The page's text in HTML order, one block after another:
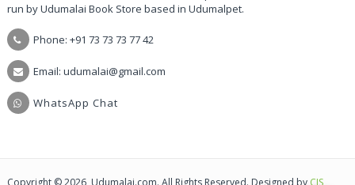
run by Udumalai Book Store based in Udumalpet.
Phone: +91 73 73 73 77 42
Email: udumalai@gmail.com
WhatsApp Chat